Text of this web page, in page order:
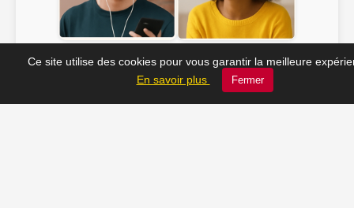
📸 Tu veux apparaître ici ? Envoie-nous ta photo à
Ce site utilise des cookies pour vous garantir la meilleure
En savoir plus
Fermer